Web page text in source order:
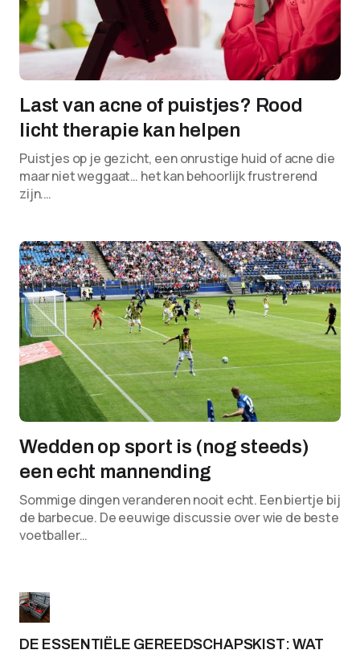
Last van acne of puistjes? Rood
licht therapie kan helpen
Puistjes op je gezicht, een onrustige huid of acne die
maar niet weggaat… het kan behoorlijk frustrerend
zijn.…
Wedden op sport is (nog steeds)
een echt mannending
Sommige dingen veranderen nooit echt. Een biertje bij
de barbecue. De eeuwige discussie over wie de beste
voetballer…
DE ESSENTIËLE GEREEDSCHAPSKIST: WAT